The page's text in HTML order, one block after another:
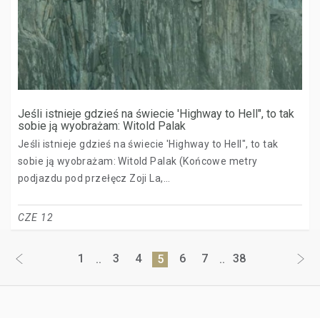
Jeśli istnieje gdzieś na świecie 'Highway to Hell", to tak
sobie ją wyobrażam: Witold Palak
Jeśli istnieje gdzieś na świecie 'Highway to Hell", to tak
sobie ją wyobrażam: Witold Palak (Końcowe metry
podjazdu pod przełęcz Zoji La,...
CZE 12
1 .. 3 4 5 6 7 .. 38